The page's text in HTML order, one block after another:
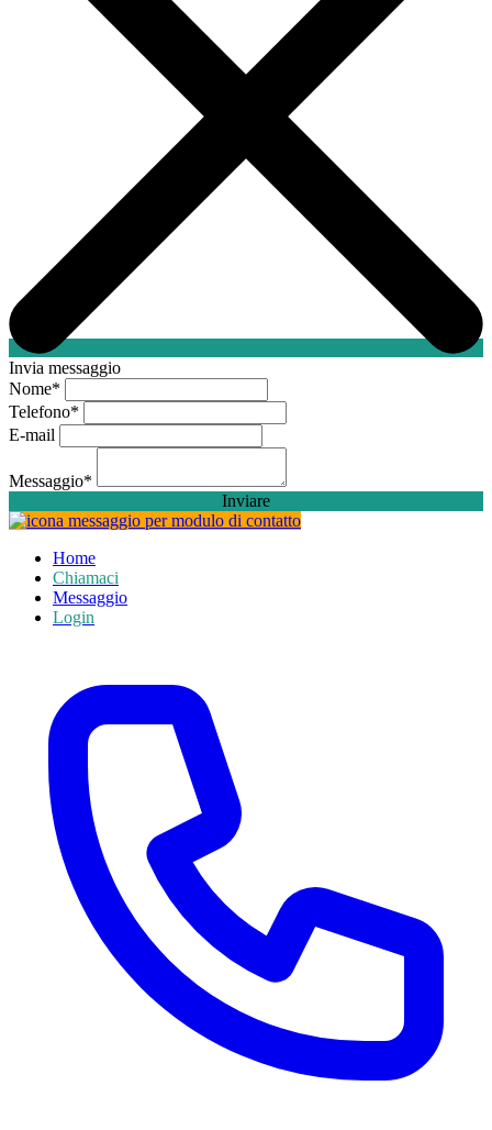
Invia messaggio
Nome*
Telefono*
E-mail
Messaggio*
Inviare
Home
Chiamaci
Messaggio
Login